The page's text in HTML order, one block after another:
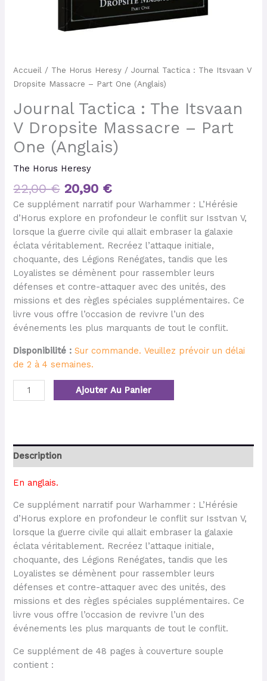
Accueil / The Horus Heresy / Journal Tactica : The Itsvaan V
Dropsite Massacre – Part One (Anglais)
Journal Tactica : The Itsvaan
V Dropsite Massacre – Part
One (Anglais)
The Horus Heresy
22,00€ 20,90 €
Ce supplément narratif pour Warhammer : L’Hérésie
d’Horus explore en profondeur le conflit sur Isstvan V,
lorsque la guerre civile qui allait embraser la galaxie
éclata véritablement. Recréez l’attaque initiale,
choquante, des Légions Renégates, tandis que les
Loyalistes se démènent pour rassembler leurs
défenses et contre-attaquer avec des unités, des
missions et des règles spéciales supplémentaires. Ce
livre vous offre l’occasion de revivre l’un des
événements les plus marquants de tout le conflit.
Disponibilité : Sur commande. Veuillez prévoir un délai
de 2 à 4 semaines.
Ajouter Au Panier
Description
En anglais.
Ce supplément narratif pour Warhammer : L’Hérésie
d’Horus explore en profondeur le conflit sur Isstvan V,
lorsque la guerre civile qui allait embraser la galaxie
éclata véritablement. Recréez l’attaque initiale,
choquante, des Légions Renégates, tandis que les
Loyalistes se démènent pour rassembler leurs
défenses et contre-attaquer avec des unités, des
missions et des règles spéciales supplémentaires. Ce
livre vous offre l’occasion de revivre l’un des
événements les plus marquants de tout le conflit.
Ce supplément de 48 pages à couverture souple
contient :